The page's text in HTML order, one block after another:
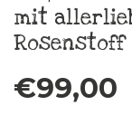
mit
Rosenstoff
€99,00